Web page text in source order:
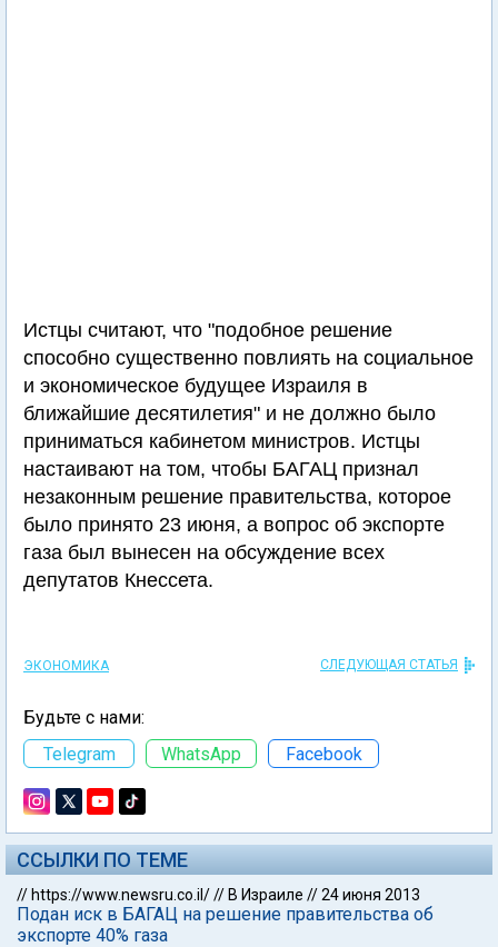
Истцы считают, что "подобное решение
способно существенно повлиять на социальное
и экономическое будущее Израиля в
ближайшие десятилетия" и не должно было
приниматься кабинетом министров. Истцы
настаивают на том, чтобы БАГАЦ признал
незаконным решение правительства, которое
было принято 23 июня, а вопрос об экспорте
газа был вынесен на обсуждение всех
депутатов Кнессета.
ЭКОНОМИКА СЛЕДУЮЩАЯ СТАТЬЯ
Будьте с нами:
Telegram
WhatsApp Facebook
ССЫЛКИ ПО ТЕМЕ
// https://www.newsru.co.il/// В Израиле //24 июня 2013
Подан иск в БАГАЦ на решение правительства об
экспорте 40% газа